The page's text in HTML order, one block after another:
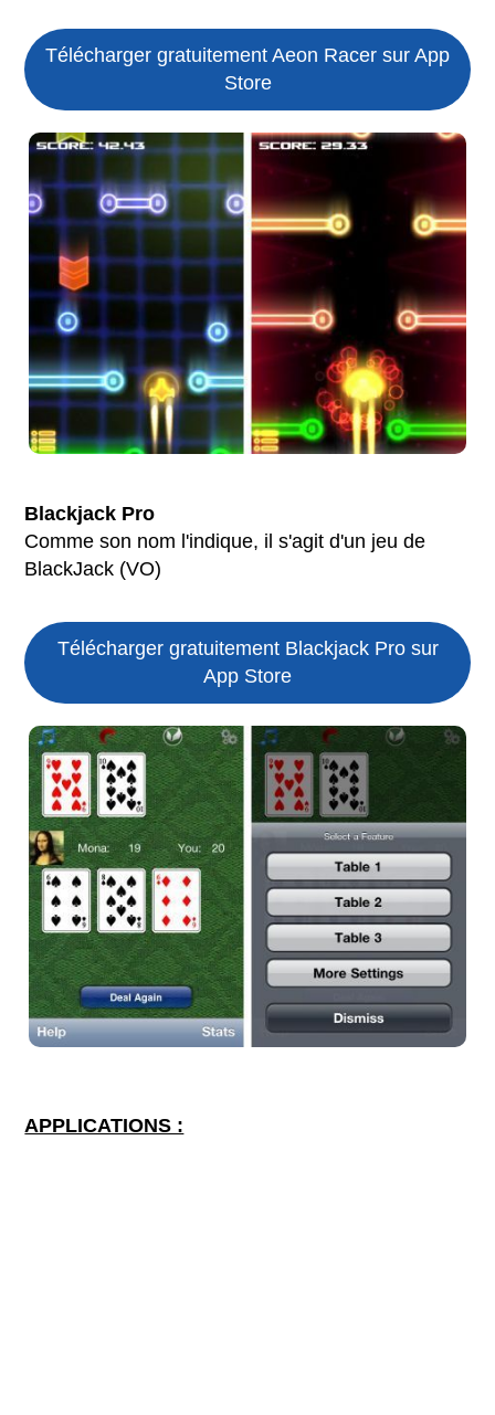
Télécharger gratuitement Aeon Racer sur App
Store
Blackjack Pro
Comme son nom l'indique, il s'agit d'un jeu de
BlackJack (VO)
Télécharger gratuitement Blackjack Pro sur
App Store
APPLICATIONS :